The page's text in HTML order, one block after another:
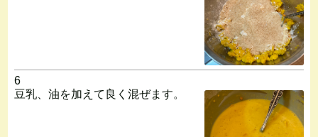
6
豆乳、油を加えて良く混ぜます。